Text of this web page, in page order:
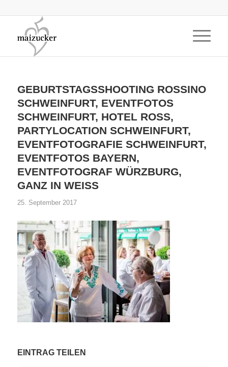
GEBURTSTAGSSHOOTING ROSSINO
SCHWEINFURT, EVENTFOTOS
SCHWEINFURT, HOTEL ROSS,
PARTYLOCATION SCHWEINFURT,
EVENTFOTOGRAFIE SCHWEINFURT,
EVENTFOTOS BAYERN,
EVENTFOTOGRAF WÜRZBURG,
GANZ IN WEISS
25. September 2017
EINTRAG TEILEN